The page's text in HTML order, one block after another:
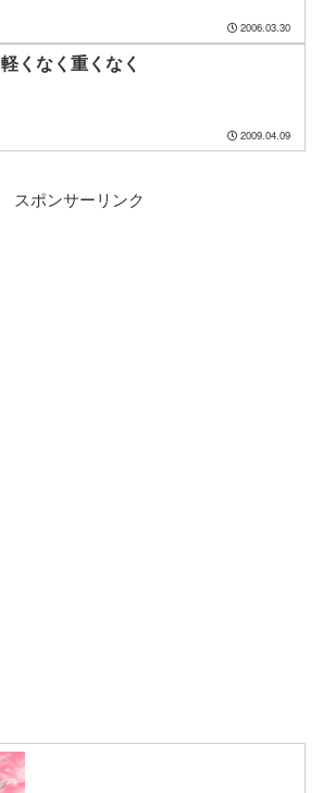
2006.03.30
軽くなく重くなく
2009.04.09
スポンサーリンク